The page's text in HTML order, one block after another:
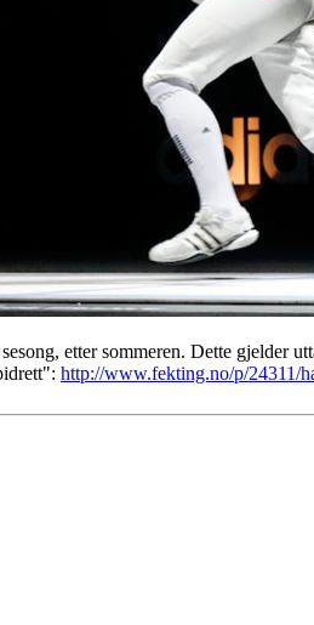
etter sommeren. Dette gjelder
http://www.fekting.no/p/24311/